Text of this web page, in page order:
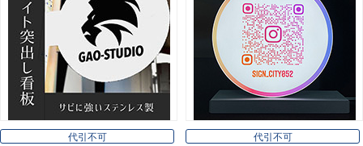
郵便ポスト
Post
Nameplate
代引不可
代引不可